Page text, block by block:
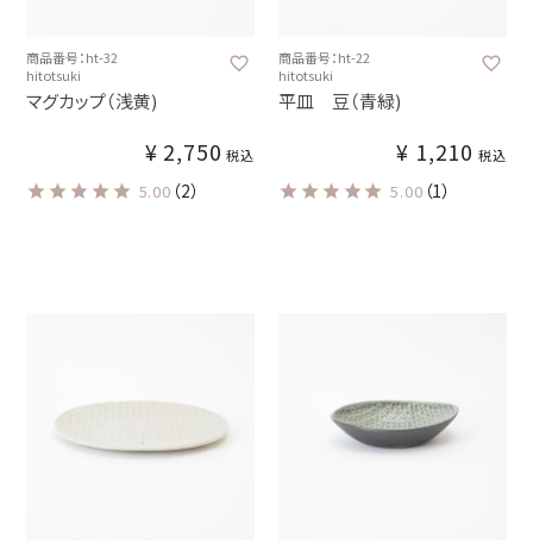
商品番号：ht-32
hitotsuki
マグカップ（浅黄)
¥ 2,750 税込
5.00 （2）
商品番号：ht-22
hitotsuki
平皿 豆（青緑)
¥ 1,210 税込
5.00 （1）